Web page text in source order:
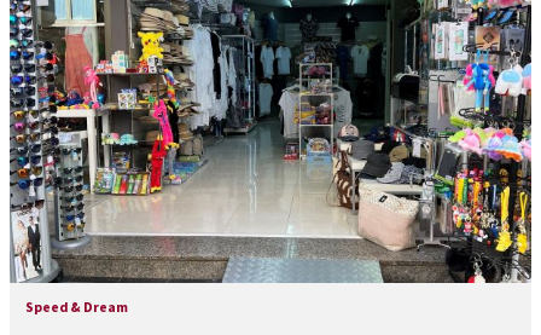
Speed & Dream